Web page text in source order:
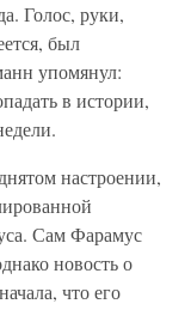
Голос, руки,
был
упомянул:
в истории,
настроении,
Сам Фарамус
новость о
что его